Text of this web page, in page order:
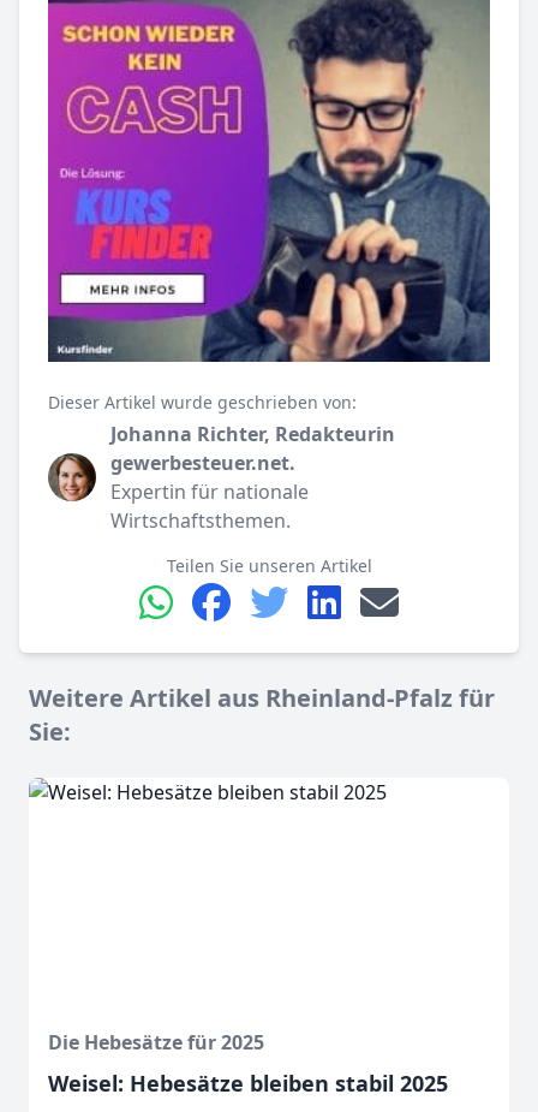
Dieser Artikel wurde geschrieben von:
Johanna Richter, Redakteurin
gewerbesteuer.net.
Expertin für nationale
Wirtschaftsthemen.
Teilen Sie unseren Artikel
Weitere Artikel aus Rheinland-Pfalz für
Sie:
Die Hebesätze für 2025
Weisel: Hebesätze bleiben stabil 2025